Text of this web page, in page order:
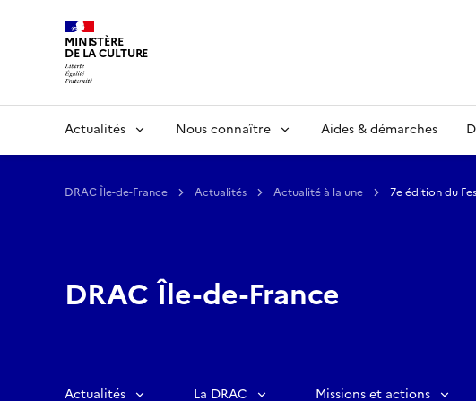
MINISTÈRE
DE LA CULTURE
Actualités Nous connaître Aides & démarches
DRAC Île-de-France Actualités Actualité à la une 7e édition du
DRAC Île-de-France
Actualités La DRAC Missions et actions